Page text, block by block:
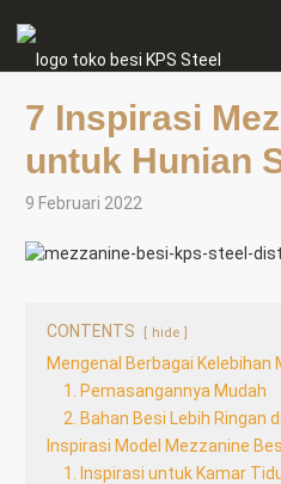
7 Inspirasi
untuk Hunian
9 Februari 2022
CONTENTS hide
Mengenal Berbagai Kelebihan
1. Pemasangannya Mudah
2. Bahan Besi Lebih Ringan
Inspirasi Model Mezzanine
1. Inspirasi untuk Kamar